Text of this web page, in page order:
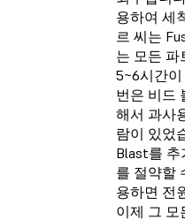
용하여 세
르 씨는
는 모든 파
5~6시간이
번은 비드
해서 과사
람이 있었
Blast를 추
를 절약할
용하면 전
이제 그 모